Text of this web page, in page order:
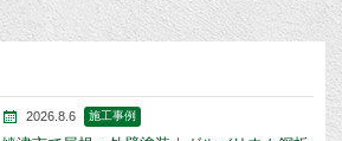
2026.8.6 施工事例